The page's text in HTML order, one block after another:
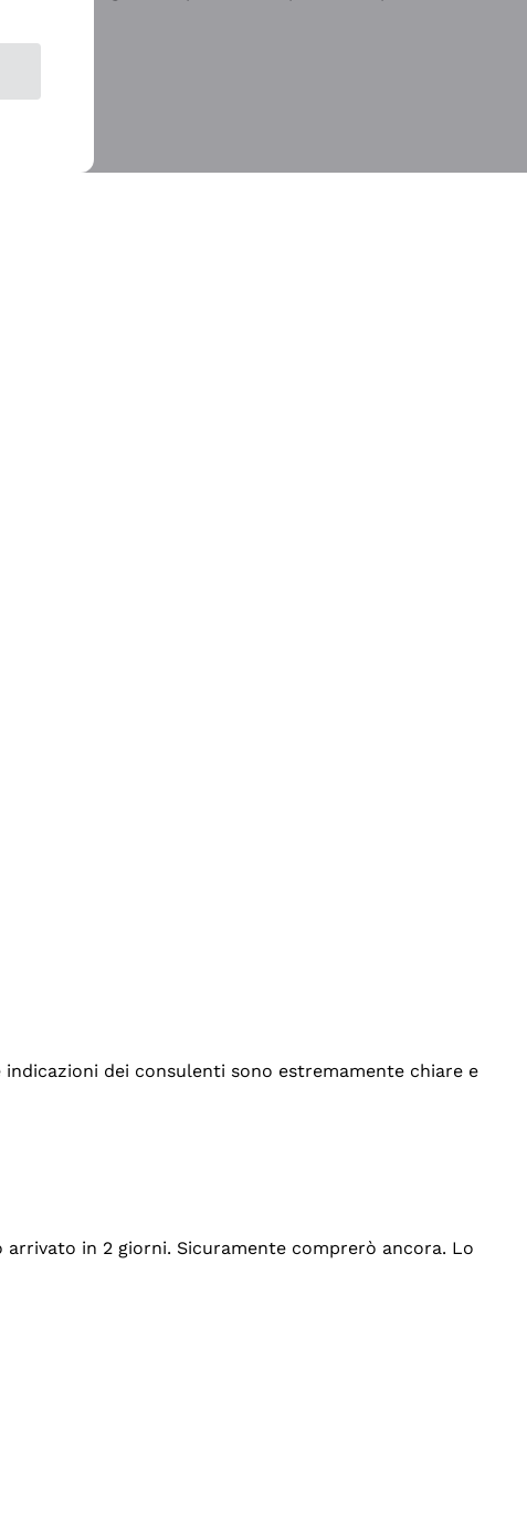
dei consulenti sono estremamente chiare e
in 2 giorni. Sicuramente comprerò ancora. Lo